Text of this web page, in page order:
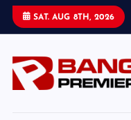
SAT. AUG 8TH, 2026